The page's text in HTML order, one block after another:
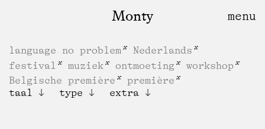
Monty
language no problem
Nederlands
festival
muziek ontmoeting
workshop
Belgische première
première
taal
type extra